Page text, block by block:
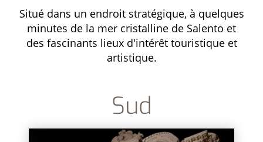
Situé dans un endroit stratégique, à quelques
minutes de la mer cristalline de Salento et
des fascinants lieux d'intérêt touristique et
artistique.
Sud